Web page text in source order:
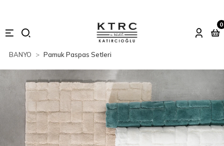
0
BANYO Pamuk Paspas Setleri